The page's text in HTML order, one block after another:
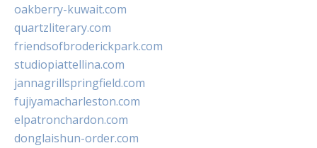
oakberry-kuwait.com
quartzliterary.com
friendsofbroderickpark.com
studiopiattellina.com
jannagrillspringfield.com
fujiyamacharleston.com
elpatronchardon.com
donglaishun-order.com